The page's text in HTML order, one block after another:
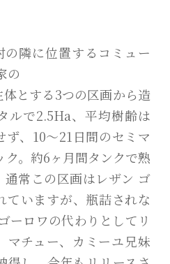
隣に位置するコミュー
の
とする3つの区画から造
ルで2.5Ha、平均樹齢は
ず、10～21日間のセミマ
。約6ヶ月間タンクで熟
常この区画はレザン ゴ
ていますが、瓶詰されな
ーロワの代わりとしてリ
マチュー、カミーユ兄妹